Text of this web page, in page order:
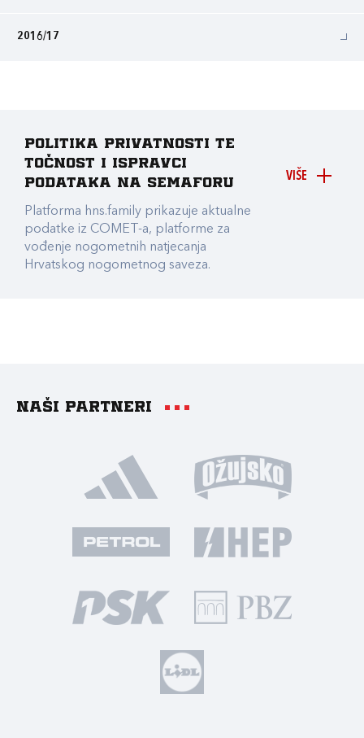
2016/17
VIŠE
Politika privatnosti te
točnost i ispravci
podataka na Semaforu
Platforma hns.family prikazuje aktualne
podatke iz COMET-a, platforme za
vođenje nogometnih natjecanja
Hrvatskog nogometnog saveza.
Naši partneri